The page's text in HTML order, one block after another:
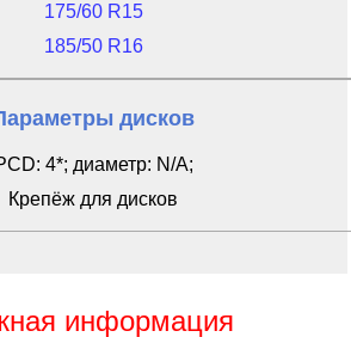
175/60 R15
185/50 R16
дисков
4*; диаметр: N/A;
Крепёж для дисков
информация